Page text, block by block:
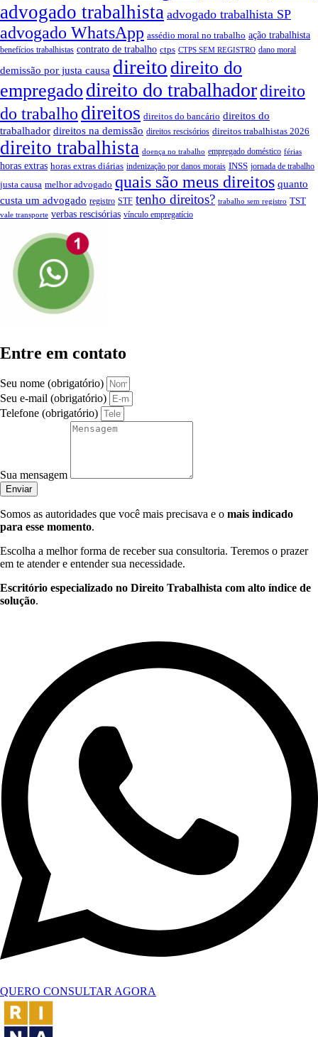
advogado trabalhista advogado trabalhista SP
advogado WhatsApp assédio moral no trabalho ação trabalhista
benefícios trabalhistas contrato de trabalho ctps CTPS SEM REGISTRO dano moral
demissão por justa causa direito direito do
empregado direito do trabalhadordireito
do trabalho direitos direitos do bancário direitos do
trabalhador direitos na demissão direitos rescisórios direitos trabalhistas 2026
direito trabalhista doença no trabalho empregado doméstico férias
horas extras horas extras diárias indenização por danos morais INSS jornada de trabalho
justa causa melhor advogado quais são meus direitos quanto
custa um advogado registro STF tenho direitos? trabalho sem registro TST
vale transporte verbas rescisórias vínculo empregatício
Entre em contato
Seu nome (obrigatório)
Seu e-mail (obrigatório)
Telefone (obrigatório)
Sua mensagem
Enviar
Somos as autoridades que você mais precisava e o mais indicado
para esse momento.
Escolha a melhor forma de receber sua consultoria. Teremos o prazer
em te atender e entender sua necessidade.
Escritório especializado no Direito Trabalhista com alto índice de
solução.
QUERO CONSULTAR AGORA